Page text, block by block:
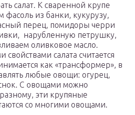
салат. К сваренной крупе
фасоль из банки, кукурузу,
перец, помидоры черри
нарубленную петрушку,
оливковое масло.
салата считается
как «трансформер», в
любые овощи: огурец,
С овощами можно
эти крупяные
со многими овощами.